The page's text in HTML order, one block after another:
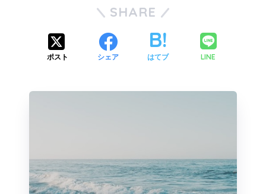
SHARE
ポスト シェア はてブ LINE